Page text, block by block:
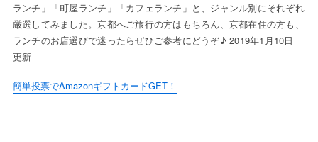
ランチ」「町屋ランチ」「カフェランチ」と、ジャンル別にそれぞれ
厳選してみました。京都へご旅行の方はもちろん、京都在住の方も、
ランチのお店選びで迷ったらぜひご参考にどうぞ♪ 2019年1月10日
更新
簡単投票でAmazonギフトカードGET！